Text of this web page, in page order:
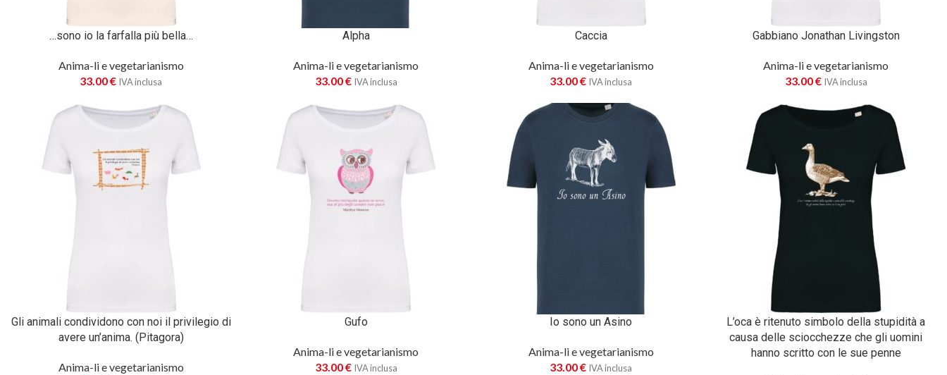
…sono io la farfalla più bella…
Anima-li e vegetarianismo
33.00€ IVA inclusa
Alpha
Anima-li e vegetarianismo
33.00€ IVA inclusa
Caccia
Anima-li e vegetarianismo
33.00€ IVA inclusa
Gabbiano Jonathan Livingston
Anima-li e vegetarianismo
33.00€ IVA inclusa
Gli animali condividono con noi il privilegio di
avere un’anima. (Pitagora)
Anima-li e vegetarianismo
Gufo
Anima-li e vegetarianismo
33.00€ IVA inclusa
Io sono un Asino
Anima-li e vegetarianismo
33.00€ IVA inclusa
L’oca è ritenuto simbolo della stupidità a
causa delle sciocchezze che gli uomini
hanno scritto con le sue penne